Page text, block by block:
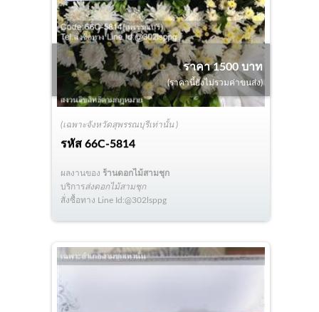
(เฉพาะจังหวัดสุพรรณบุรีเท่านั้น )
รหัส66C-5814
ราคา 1500 บาท
(ราคานี้ยังไม่รวมค่าขนส่ง)
ผลงานของ ร้านดอกไม้สามชุก
บริการส่งดอกไม้สามชุก
สั่งซื้อทาง Line Id:@302lsppg